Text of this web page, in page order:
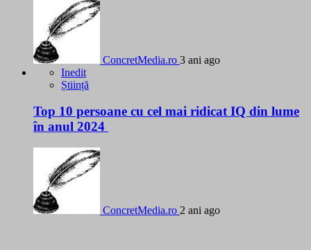
ConcretMedia.ro 3 ani ago
Inedit
Știință
Top 10 persoane cu cel mai ridicat IQ din lume
în anul 2024
ConcretMedia.ro 2 ani ago